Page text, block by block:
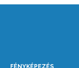
FÉNYKÉPEZÉS